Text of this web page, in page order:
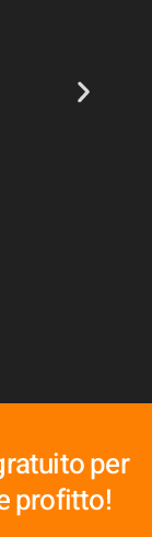
per
profitto!